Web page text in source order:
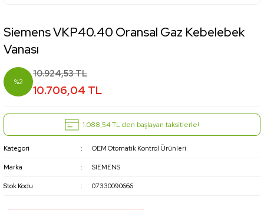
Siemens VKP40.40 Oransal Gaz Kebelebek
Vanası
%2
10.924,53 TL
10.706,04 TL
1.088,54 TL den başlayan taksitlerle!
Kategori OEM Otomatik Kontrol Ürünleri
Marka SIEMENS
Stok Kodu 07330090666